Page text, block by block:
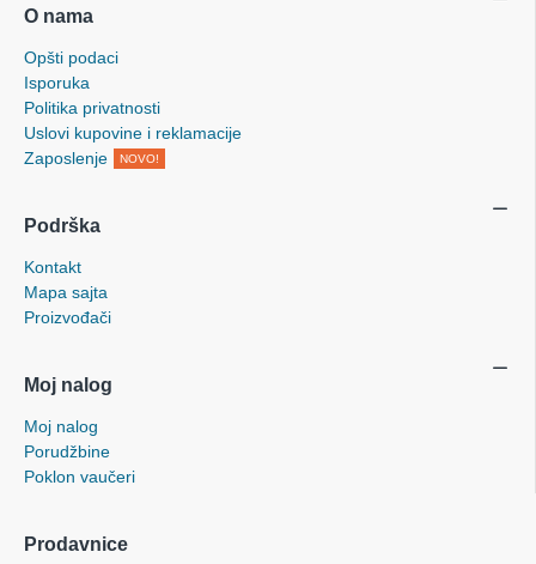
O nama
Opšti podaci
Isporuka
Politika privatnosti
Uslovi kupovine i reklamacije
Zaposlenje
NOVO!
Podrška
Kontakt
Mapa sajta
Proizvođači
Moj nalog
Moj nalog
Porudžbine
Poklon vaučeri
Prodavnice